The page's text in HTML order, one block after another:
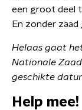
een groot deel
En zonder zaad
Helaas gaat
Nationale
geschikte
Help mee!